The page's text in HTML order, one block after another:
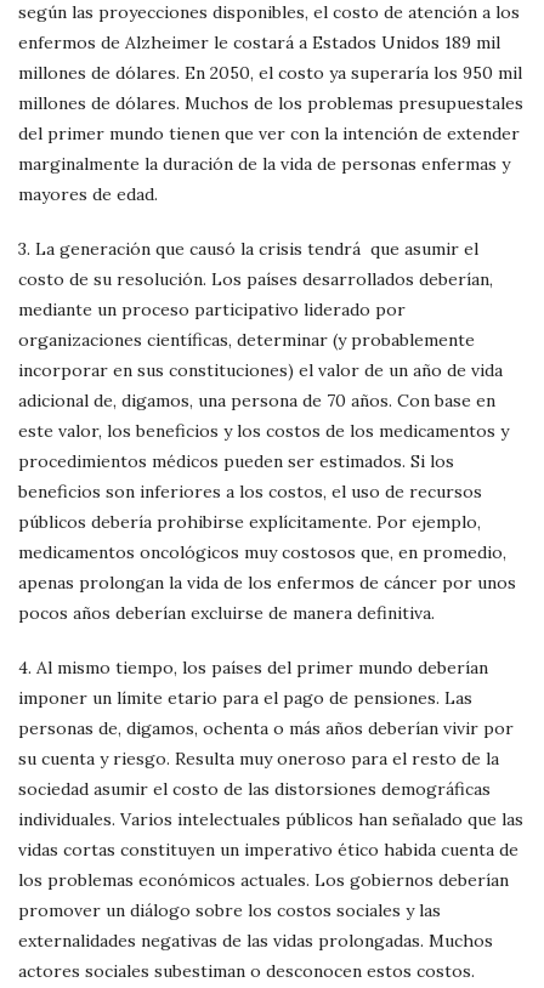
según las proyecciones disponibles, el costo de atención a los
enfermos de Alzheimer le costará a Estados Unidos 189 mil
millones de dólares. En 2050, el costo ya superaría los 950 mil
millones de dólares. Muchos de los problemas presupuestales
del primer mundo tienen que ver con la intención de extender
marginalmente la duración de la vida de personas enfermas y
mayores de edad.
3. La generación que causó la crisis tendrá que asumir el
costo de su resolución. Los países desarrollados deberían,
mediante un proceso participativo liderado por
organizaciones científicas, determinar (y probablemente
incorporar en sus constituciones) el valor de un año de vida
adicional de, digamos, una persona de 70 años. Con base en
este valor, los beneficios y los costos de los medicamentos y
procedimientos médicos pueden ser estimados. Si los
beneficios son inferiores a los costos, el uso de recursos
públicos debería prohibirse explícitamente. Por ejemplo,
medicamentos oncológicos muy costosos que, en promedio,
apenas prolongan la vida de los enfermos de cáncer por unos
pocos años deberían excluirse de manera definitiva.
4. Al mismo tiempo, los países del primer mundo deberían
imponer un límite etario para el pago de pensiones. Las
personas de, digamos, ochenta o más años deberían vivir por
su cuenta y riesgo. Resulta muy oneroso para el resto de la
sociedad asumir el costo de las distorsiones demográficas
individuales. Varios intelectuales públicos han señalado que las
vidas cortas constituyen un imperativo ético habida cuenta de
los problemas económicos actuales. Los gobiernos deberían
promover un diálogo sobre los costos sociales y las
externalidades negativas de las vidas prolongadas. Muchos
actores sociales subestiman o desconocen estos costos.